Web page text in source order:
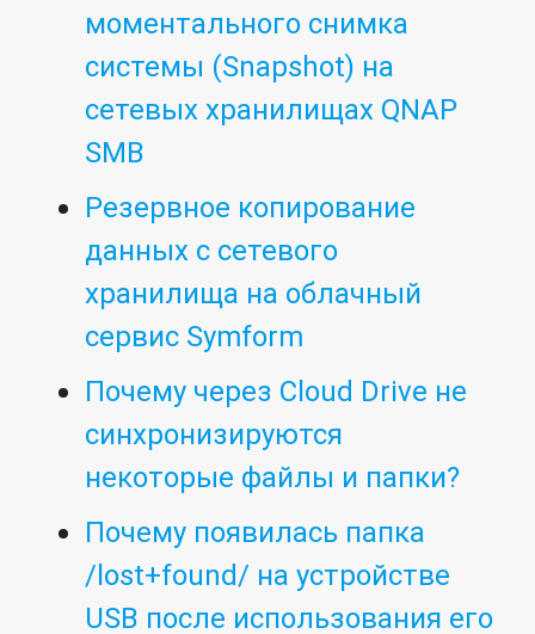
моментального снимка
системы (Snapshot) на
сетевых хранилищах QNAP
SMB
Резервное копирование
данных с сетевого
хранилища на облачный
сервис Symform
Почему через Cloud Drive не
синхронизируются
некоторые файлы и папки?
Почему появилась папка
/lost+found/ на устройстве
USB после использования его